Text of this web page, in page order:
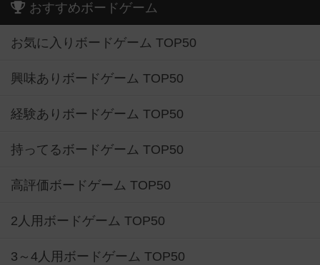
おすすめボードゲーム
お気に入りボードゲーム TOP50
興味ありボードゲーム TOP50
経験ありボードゲーム TOP50
持ってるボードゲーム TOP50
高評価ボードゲーム TOP50
2人用ボードゲーム TOP50
3～4人用ボードゲーム TOP50